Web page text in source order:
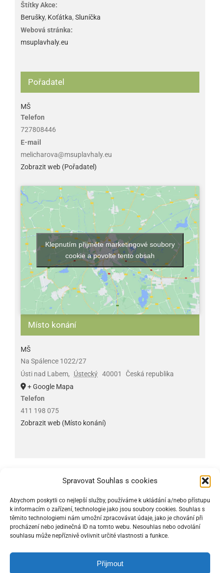
Spravovat Souhlas s cookies
Abychom poskytli co nejlepší služby, používáme k ukládání a/nebo přístupu
k informacím o zařízení, technologie jako jsou soubory cookies. Souhlas s
těmito technologiemi nám umožní zpracovávat údaje, jako je chování při
procházení nebo jedinečná ID na tomto webu. Nesouhlas nebo odvolání
souhlasu může nepříznivě ovlivnit určité vlastnosti a funkce.
Přijmout
Štítky Akce:
Berušky, Koťátka, Sluníčka
Webová stránka:
msuplavhaly.eu
Pořadatel
MŠ
Telefon
727808446
E-mail
melicharova@msuplavhaly.eu
Zobrazit web (Pořadatel)
Místo konání
MŠ
Na Spálence 1022/27
Ústi nad Labem, Ústecký 40001
Česká republika
+ Google Mapa
Telefon
411 198 075
Zobrazit web (Místo konání)
Klepnutím přijměte marketingové soubory
cookie a povolte tento obsah
© Copyright 2017 –2026 |
Prohlášení o přístupnosti internetových
stránek
|Roman Marschner
All Rights Reserved | Powered by
WordPress